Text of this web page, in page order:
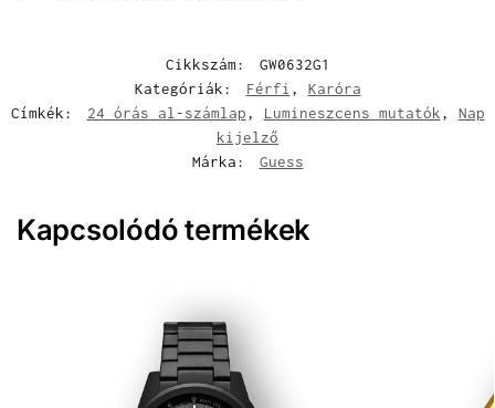
Cikkszám:
GW0632G1
Kategóriák:
Férfi , Karóra
Címkék:
24 órás al-számlap, Lumineszcens mutatók, Nap
kijelző
Márka:
Guess
Kapcsolódó termékek